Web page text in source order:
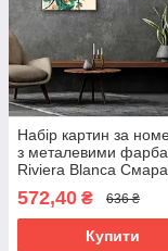
Набір картин за
з металевими
Riviera Blanca
окраса (ITR-093) 2 шт
наборі
572,40 ₴ 636 ₴
Купити